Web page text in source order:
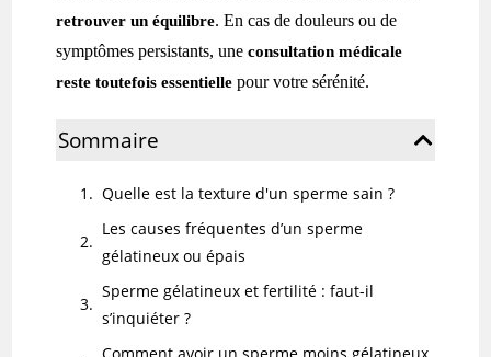
retrouver un équilibre. En cas de douleurs ou de
symptômes persistants, uneconsultation médicale
reste toutefois essentiellepour votre sérénité.
Sommaire
Quelle est la texture d'un sperme sain ?
Les causes fréquentes d’un sperme
gélatineux ou épais
Sperme gélatineux et fertilité : faut-il
s’inquiéter ?